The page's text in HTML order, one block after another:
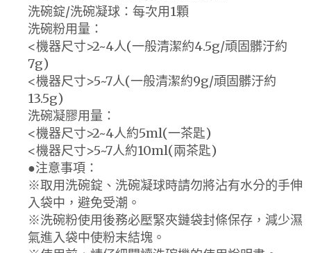
洗碗錠/洗碗凝球：每次用1顆
洗碗粉用量：
<機器尺寸>2~4人(一般清潔約4.5g/頑固髒汙約
7g)
<機器尺寸>5~7人(一般清潔約9g/頑固髒汙約
13.5g)
洗碗凝膠用量：
<機器尺寸>2~4人約5ml(一茶匙)
<機器尺寸>5~7人約10ml(兩茶匙)
●注意事項：
※取用洗碗錠、洗碗凝球時請勿將沾有水分的手伸
入袋中，避免受潮。
※洗碗粉使用後務必壓緊夾鏈袋封條保存，減少濕
氣進入袋中使粉末結塊。